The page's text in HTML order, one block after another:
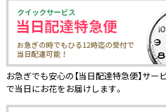
お急ぎでも安心の【当日配達特急便】サ
で当日にお花をお届けします。